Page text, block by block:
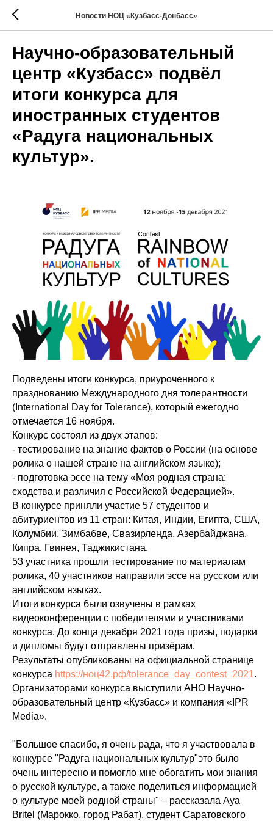
Новости НОЦ «Кузбасс-Донбасс»
Научно-образовательный
центр «Кузбасс» подвёл
итоги конкурса для
иностранных студентов
«Радуга национальных
культур».
Подведены итоги конкурса, приуроченного к
празднованию Международного дня толерантности
(International Day for Tolerance), который ежегодно
отмечается 16 ноября.
Конкурс состоял из двух этапов:
- тестирование на знание фактов о России (на основе
ролика о нашей стране на английском языке);
- подготовка эссе на тему «Моя родная страна:
сходства и различия с Российской Федерацией».
В конкурсе приняли участие 57 студентов и
абитуриентов из 11 стран: Китая, Индии, Египта, США,
Колумбии, Зимбабве, Свазирленда, Азербайджана,
Кипра, Гвинея, Таджикистана.
53 участника прошли тестирование по материалам
ролика, 40 участников направили эссе на русском или
английском языках.
Итоги конкурса были озвучены в рамках
видеоконференции с победителями и участниками
конкурса. До конца декабря 2021 года призы, подарки
и дипломы будут отправлены призёрам.
Результаты опубликованы на официальной странице
конкурса https://ноц42.рф/tolerance_day_contest_2021.
Организаторами конкурса выступили АНО Научно-
образовательный центр «Кузбасс» и компания «IPR
Media».
"Большое спасибо, я очень рада, что я участвовала в
конкурсе "Радуга национальных культур"это было
очень интересно и помогло мне обогатить мои знания
о русской культуре, а также поделиться информацией
о культуре моей родной страны" – рассказала Aya
Britel (Марокко, город Рабат), студент Саратовского